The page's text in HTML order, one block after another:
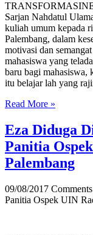
Sarjan Nahdatul
kuliah umum kepada
Palembang, dalam
motivasi dan
mahasiswa yang
baru bagi mahasiswa,
itu belajar lah yang
Read More »
Eza Diduga
Panitia
Palembang
09/08/2017
Panitia Ospek UIN